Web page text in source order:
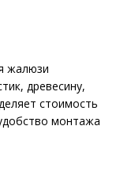
жалюзи
древесину,
стоимость
монтажа